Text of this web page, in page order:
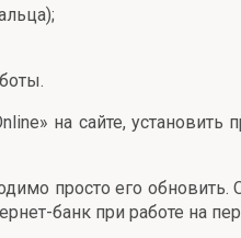
на сайте, установить
просто его обновить.
банк при работе на